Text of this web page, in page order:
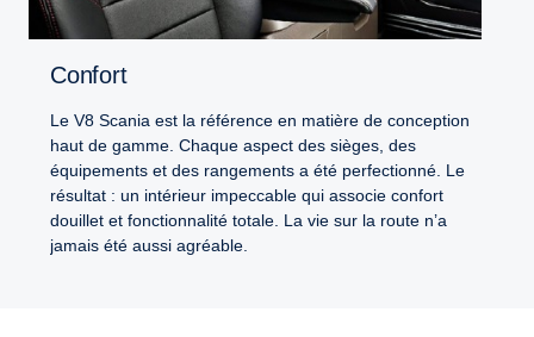
Confort
Le V8 Scania est la référence en matière de conception
haut de gamme. Chaque aspect des sièges, des
équipements et des rangements a été perfectionné. Le
résultat : un intérieur impeccable qui associe confort
douillet et fonctionnalité totale. La vie sur la route n’a
jamais été aussi agréable.